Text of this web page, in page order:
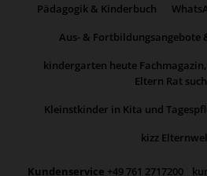
Pädagogik & Kinderbuch
Aus- & Fortbildungsangebote
kindergarten heute
Eltern Rat
Kleinstkinder in Kita und
kizz
Kundenservice +49 761 2717200